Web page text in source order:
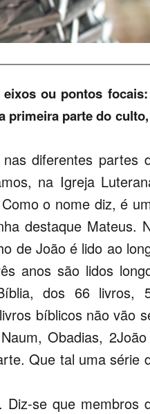
ou pontos
primeira parte do
diferentes partes
na Igreja
o nome diz, é
destaque Mateus.
de João é lido ao
anos são lidos
dos 66 livros,
bíblicos não vão
Obadias,
Que tal uma série
se que membros